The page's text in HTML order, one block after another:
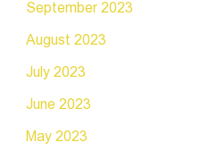
September 2023
August 2023
July 2023
June 2023
May 2023